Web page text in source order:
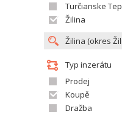
Turčianske Teplice
Žilina
Typ inzerátu
Prodej
Koupě
Dražba